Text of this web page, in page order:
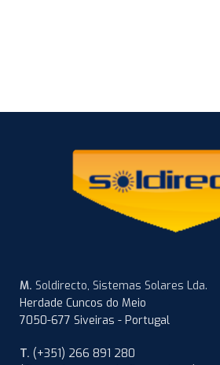
M. Soldirecto, Sistemas Solares Lda.
Herdade Cuncos do Meio
7050-677 Siveiras - Portugal
T. (+351) 266 891 280